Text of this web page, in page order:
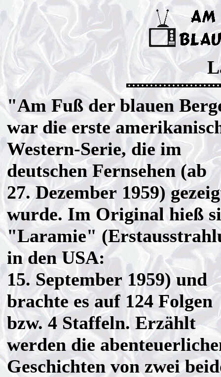
"Am Fuß der blauen
war die erste
Western-Serie, die im
deutschen Fernsehen (ab
27. Dezember 1959)
wurde. Im Original hieß
"Laramie"
in den USA:
15. September 1959) und
brachte es auf 124 Folgen
bzw. 4 Staffeln. Erzählt
werden die
Geschichten von zwei